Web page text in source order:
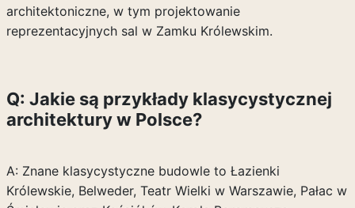
architektoniczne, w tym projektowanie
reprezentacyjnych sal w Zamku Królewskim.
Q: Jakie są przykłady klasycystycznej
architektury w Polsce?
A: Znane klasycystyczne budowle to Łazienki
Królewskie, Belweder, Teatr Wielki w Warszawie, Pałac w